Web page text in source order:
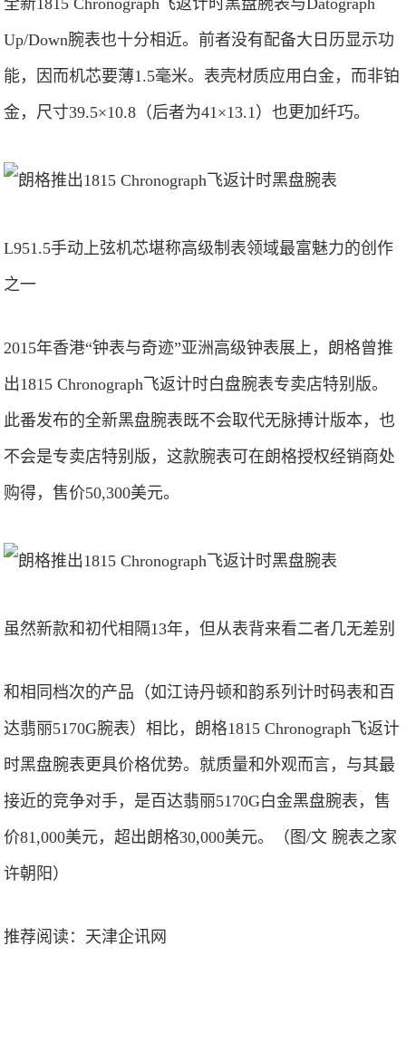
全新1815 Chronograph飞返计时黑盘腕表与Datograph
Up/Down腕表也十分相近。前者没有配备大日历显示功
能，因而机芯要薄1.5毫米。表壳材质应用白金，而非铂
金，尺寸39.5×10.8（后者为41×13.1）也更加纤巧。
L951.5手动上弦机芯堪称高级制表领域最富魅力的创作
之一
2015年香港“钟表与奇迹”亚洲高级钟表展上，朗格曾推
出1815 Chronograph飞返计时白盘腕表专卖店特别版。
此番发布的全新黑盘腕表既不会取代无脉搏计版本，也
不会是专卖店特别版，这款腕表可在朗格授权经销商处
购得，售价50,300美元。
虽然新款和初代相隔13年，但从表背来看二者几无差别
和相同档次的产品（如江诗丹顿和韵系列计时码表和百
达翡丽5170G腕表）相比，朗格1815 Chronograph飞返计
时黑盘腕表更具价格优势。就质量和外观而言，与其最
接近的竞争对手，是百达翡丽5170G白金黑盘腕表，售
价81,000美元，超出朗格30,000美元。（图/文 腕表之家
许朝阳）
推荐阅读： 天津企讯网